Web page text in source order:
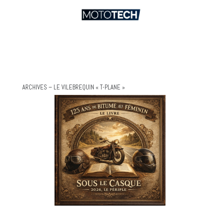
ARCHIVES – LE VILEBREQUIN « T-PLANE »